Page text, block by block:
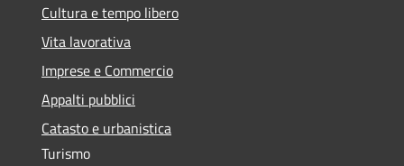
Cultura e tempo libero
Vita lavorativa
Imprese e Commercio
Appalti pubblici
Catasto e urbanistica
Turismo